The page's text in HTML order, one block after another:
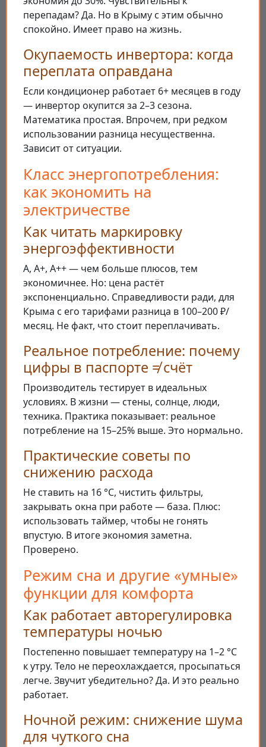
перепадам? Да. Но в Крыму с этим обычно
спокойно. Имеет право на жизнь.
Окупаемость инвертора: когда
переплата оправдана
Если кондиционер работает 6+ месяцев в году
— инвертор окупится за 2–3 сезона.
Математика простая. Впрочем, при редком
использовании разница несущественна.
Зависит от ситуации.
Класс энергопотребления:
как экономить на
электричестве
Как читать маркировку
энергоэффективности
A, A+, A++ — чем больше плюсов, тем
экономичнее. Но: цена растёт
экспоненциально. Справедливости ради, для
Крыма с его тарифами разница в 100–200 ₽/
месяц. Не факт, что стоит переплачивать.
Реальное потребление: почему
цифры в паспорте ≠ счёт
Производитель тестирует в идеальных
условиях. В жизни — стены, солнце, люди,
техника. Практика показывает: реальное
потребление на 15–25% выше. Это нормально.
Практические советы по
снижению расхода
Не ставить на 16 °C, чистить фильтры,
закрывать окна при работе — база. Плюс:
использовать таймер, чтобы не гонять
впустую. В итоге экономия заметна.
Проверено.
Режим сна и другие «умные»
функции для комфорта
Как работает авторегулировка
температуры ночью
Постепенно повышает температуру на 1–2 °C
к утру. Тело не переохлаждается, просыпаться
легче. Звучит убедительно? Да. И это реально
работает.
Ночной режим: снижение шума
для чуткого сна